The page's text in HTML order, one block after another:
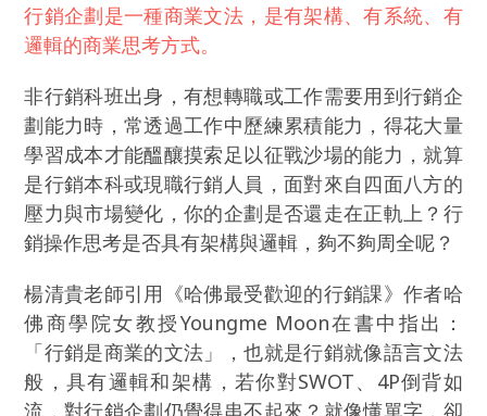
行銷企劃是一種商業文法，是有架構、有系統、有
邏輯的商業思考方式。
非行銷科班出身，有想轉職或工作需要用到行銷企
劃能力時，常透過工作中歷練累積能力，得花大量
學習成本才能醞釀摸索足以征戰沙場的能力，就算
是行銷本科或現職行銷人員，面對來自四面八方的
壓力與市場變化，你的企劃是否還走在正軌上？行
銷操作思考是否具有架構與邏輯，夠不夠周全呢？
楊清貴老師引用《哈佛最受歡迎的行銷課》作者哈
佛商學院女教授Youngme Moon在書中指出：
「行銷是商業的文法」，也就是行銷就像語言文法
般，具有邏輯和架構，若你對SWOT、4P倒背如
流，對行銷企劃仍覺得串不起來？就像懂單字，卻